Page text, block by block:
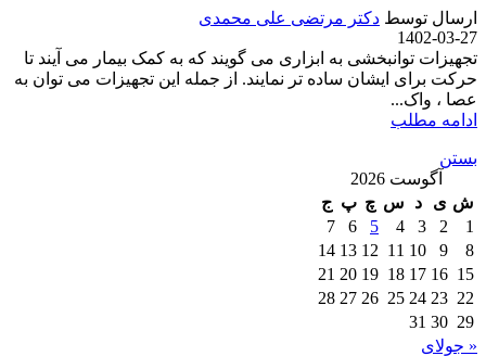
ارسال توسط دکتر مرتضی علی محمدی
1402-03-27
تجهیزات توانبخشی به ابزاری می گویند که به کمک بیمار می آیند تا
حرکت برای ایشان ساده تر نمایند. از جمله این تجهیزات می توان به
عصا ، واک...
ادامه مطلب
بستن
آگوست 2026
ش ی د س چ پ ج
1
2
3
4
5
6
7
8
9
10
11
12
13
14
15
16
17
18
19
20
21
22
23
24
25
26
27
28
29
30
31
« جولای